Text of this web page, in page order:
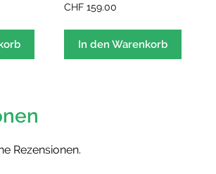
CHF 159.00
In den Warenkorb
Rezensionen.